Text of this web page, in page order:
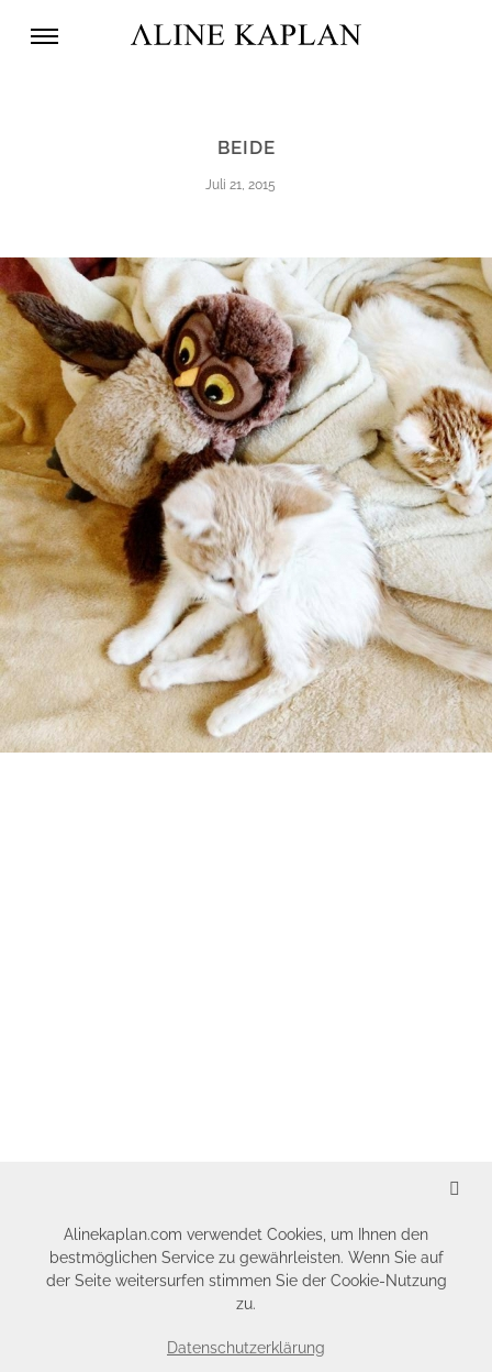
BEIDE
Juli 21, 2015
Alinekaplan.com verwendet Cookies, um Ihnen den
bestmöglichen Service zu gewährleisten. Wenn Sie auf
der Seite weitersurfen stimmen Sie der Cookie-Nutzung
zu.
Datenschutzerklärung